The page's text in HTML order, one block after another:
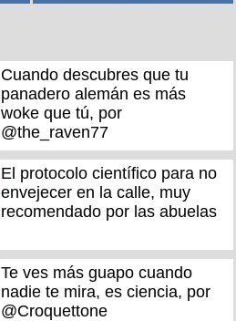
Cuando descubres que tu
panadero alemán es más
woke que tú, por
@the_raven77
El protocolo científico para no
envejecer en la calle, muy
recomendado por las abuelas
Te ves más guapo cuando
nadie te mira, es ciencia, por
@Croquettone